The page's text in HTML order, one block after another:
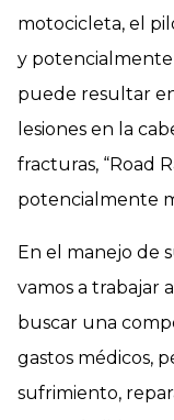
motocicleta, el
y
puede resultar
lesiones en la
fracturas, “Road
potencialmente
En el manejo de
vamos a trabajar
buscar una
gastos médicos,
sufrimiento,